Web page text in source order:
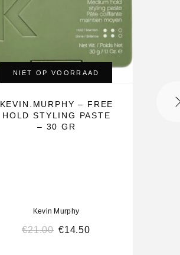
NIET OP VOORRAAD
KEVIN.MURPHY – FREE
HOLD STYLING PASTE
– 30 GR
Kevin Murphy
€21.00 €14.50